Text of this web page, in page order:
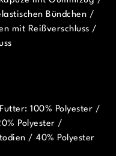
Bündchen /
mit Reißverschluss /
100% Polyester /
Polyester /
/ 40% Polyester